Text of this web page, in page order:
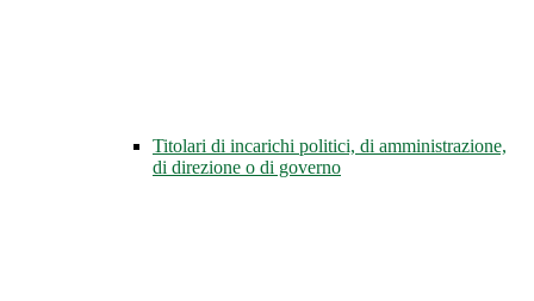
Titolari di incarichi politici, di amministrazione,
di direzione o di governo